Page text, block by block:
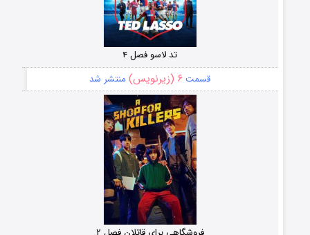
تد لاسو فصل ۴
قسمت ۶ (زیرنویس) منتشر شد